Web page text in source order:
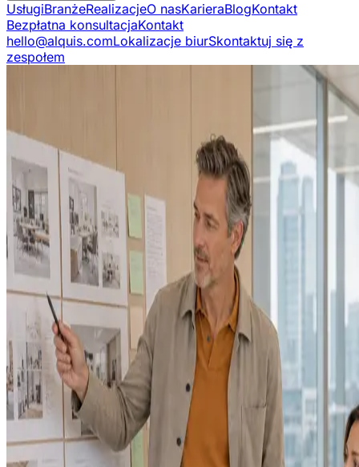
UsługiBranżeRealizacjeO nasKarieraBlogKontakt
Bezpłatna konsultacjaKontakt
hello@alquis.comLokalizacje biurSkontaktuj się z
zespołem